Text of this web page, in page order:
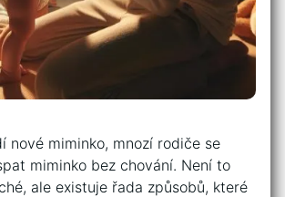
nové miminko, mnozí rodiče se
miminko bez chování. Není to
ale existuje řada způsobů, které